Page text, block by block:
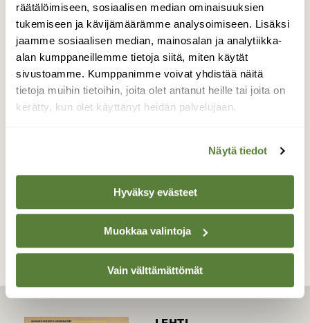
räätälöimiseen, sosiaalisen median ominaisuuksien
tukemiseen ja kävijämäärämme analysoimiseen. Lisäksi
jaamme sosiaalisen median, mainosalan ja analytiikka-
alan kumppaneillemme tietoja siitä, miten käytät
sivustoamme. Kumppanimme voivat yhdistää näitä
tietoja muihin tietoihin, joita olet antanut heille tai joita on
kerätty, kun olet käyttänyt heidän palvelujaan.
Näytä tiedot
Hyväksy evästeet
Muokkaa valintoja
Vain välttämättömät
Kuas sie oot?
Takapihallani vieraili 5.6. aamusella siili ja
fasaanikukko etsiskelemässä roskien seasta
jotain syötävää, kuvaaja ei ollut ehtinyt
haravoida roskia!
TAKAISIN LISTAAN